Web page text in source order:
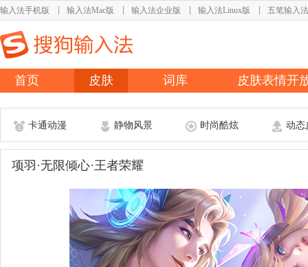
输入法手机版 输入法Mac版 输入法企业版 输入法Linux版 五笔输入法
首页 皮肤 词库 皮肤表情开
卡通动漫 静物风景 时尚酷炫 动态
项羽·无限倾心·王者荣耀